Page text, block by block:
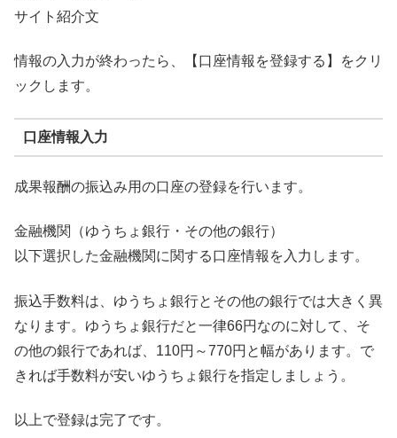
サイト紹介文
情報の入力が終わったら、【口座情報を登録する】をクリ
ックします。
口座情報入力
成果報酬の振込み用の口座の登録を行います。
金融機関（ゆうちょ銀行・その他の銀行）
以下選択した金融機関に関する口座情報を入力します。
振込手数料は、ゆうちょ銀行とその他の銀行では大きく異
なります。ゆうちょ銀行だと一律66円なのに対して、そ
の他の銀行であれば、110円～770円と幅があります。で
きれば手数料が安いゆうちょ銀行を指定しましょう。
以上で登録は完了です。